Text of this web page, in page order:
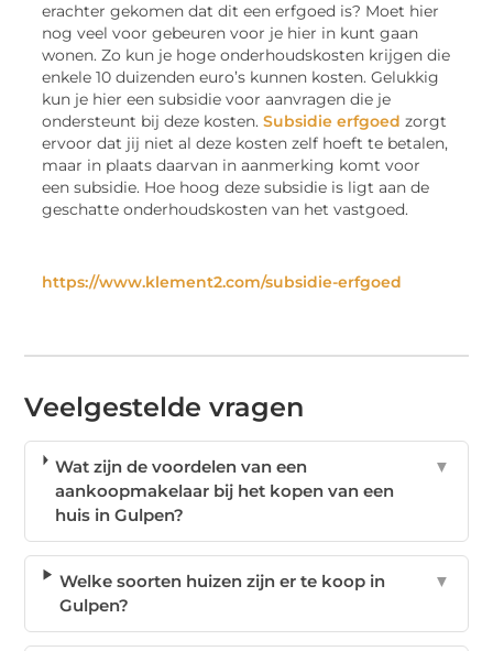
erachter gekomen dat dit een erfgoed is? Moet hier
nog veel voor gebeuren voor je hier in kunt gaan
wonen. Zo kun je hoge onderhoudskosten krijgen die
enkele 10 duizenden euro’s kunnen kosten. Gelukkig
kun je hier een subsidie voor aanvragen die je
ondersteunt bij deze kosten.Subsidie erfgoed zorgt
ervoor dat jij niet al deze kosten zelf hoeft te betalen,
maar in plaats daarvan in aanmerking komt voor
een subsidie. Hoe hoog deze subsidie is ligt aan de
geschatte onderhoudskosten van het vastgoed.
https://www.klement2.com/subsidie-erfgoed
Veelgestelde vragen
Wat zijn de voordelen van een
aankoopmakelaar bij het kopen van een
huis in Gulpen?
▼
Welke soorten huizen zijn er te koop in
Gulpen?
▼